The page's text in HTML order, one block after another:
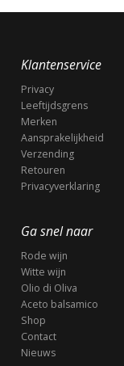
Klantenservice
Privacy
Leeftijdsgrens
Merken
Aansprakelijkheid
Verzending
Retouren
Privacyverklaring
Ga snel naar
Rode wijn
Witte wijn
Olio di Oliva
Aceto balsamico
Shop
Contact
Nieuws